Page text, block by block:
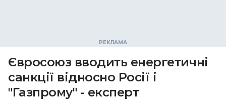
Євросоюз вводить енергетичні
санкції відносно Росії і
"Газпрому" - експерт